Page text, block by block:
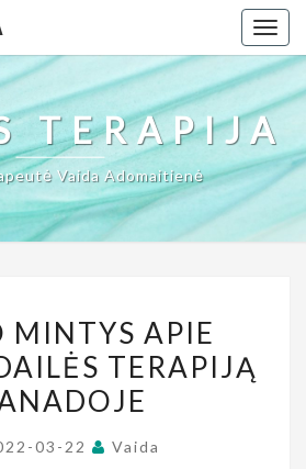
TERAPIJA
Vaida Adomaitienė
MINTYS
APIE
ONLINE
TERAPIJĄ
MINTYS APIE
TERAPIJĄ
03-22 Vaida